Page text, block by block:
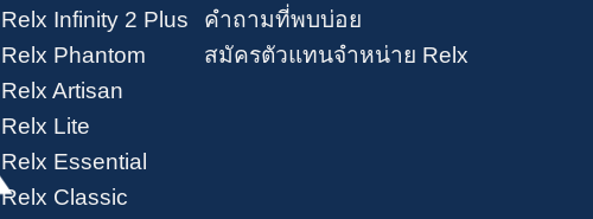
Relx Infinity 2 Plus
Relx Phantom
Relx Artisan
Relx Lite
Relx Essential
Relx Classic
คำถามที่พบบ่อย
สมัครตัวแทนจำหน่าย Relx